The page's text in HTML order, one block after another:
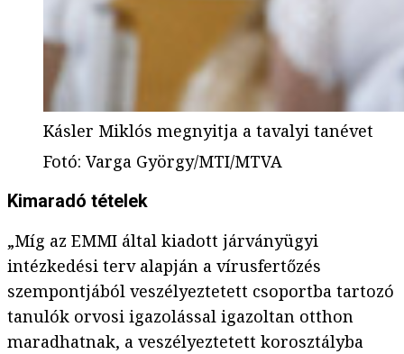
Kásler Miklós megnyitja a tavalyi tanévet
Fotó: Varga György/MTI/MTVA
Kimaradó tételek
„Míg az EMMI által kiadott járványügyi
intézkedési terv alapján a vírusfertőzés
szempontjából veszélyeztetett csoportba tartozó
tanulók orvosi igazolással igazoltan otthon
maradhatnak, a veszélyeztetett korosztályba